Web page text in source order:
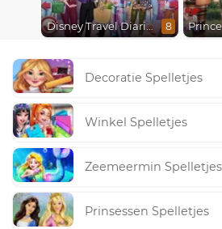
Disney Travel Diaries: City Break 8
Decoratie Spelletjes
Winkel Spelletjes
Zeemeermin Spelletjes
Prinsessen Spelletjes